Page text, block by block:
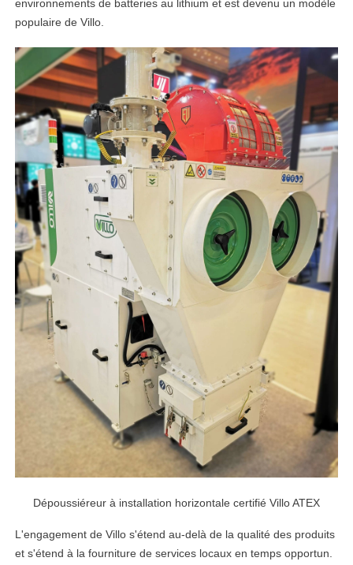
linkedin
facebook
environnements de batteries au lithium et est devenu un modèle
populaire de Villo.
Dépoussiéreur à installation horizontale certifié Villo ATEX
L'engagement de Villo s'étend au-delà de la qualité des produits
et s'étend à la fourniture de services locaux en temps opportun.